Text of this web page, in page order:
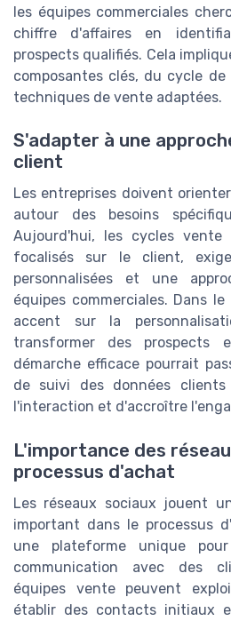
les équipes commerciales
chiffre d'affaires en
prospects qualifiés. Cela
composantes clés, du cycle
techniques de vente adaptées.
S'adapter à une
client
Les entreprises doivent
autour des besoins
Aujourd'hui, les cycles
focalisés sur le client,
personnalisées et une
équipes commerciales. Dans
accent sur la
transformer des prospects
démarche efficace pourrait
de suivi des données clients
l'interaction et d'accroître
L'importance des
processus d'achat
Les réseaux sociaux jouent
important dans le processus
une plateforme unique
communication avec des
équipes vente peuvent
établir des contacts initiaux